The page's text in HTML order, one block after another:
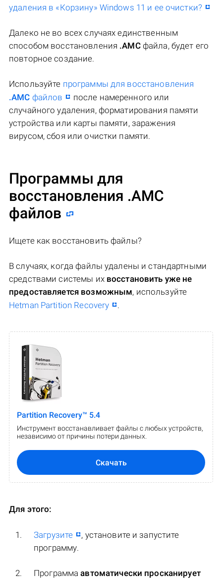
удаления в «Корзину» Windows 11 и ее очистки?
Далеко не во всех случаях единственным
способом восстановления .AMCфайла, будет его
повторное создание.
Используйте программы для восстановления
.AMC файлов
после намеренного или
случайного удаления, форматирования памяти
устройства или карты памяти, заражения
вирусом, сбоя или очистки памяти.
Программы для
восстановления .AMC
файлов
Ищете как восстановить файлы?
В случаях, когда файлы удалены и стандартными
средствами системы их восстановить уже не
предоставляется возможным, используйте
Hetman Partition Recovery
.
Partition Recovery™ 5.4
Инструмент восстанавливает файлы с любых устройств,
независимо от причины потери данных.
Скачать
Для этого:
Загрузите
, установите и запустите
программу.
Программаавтоматически просканирует